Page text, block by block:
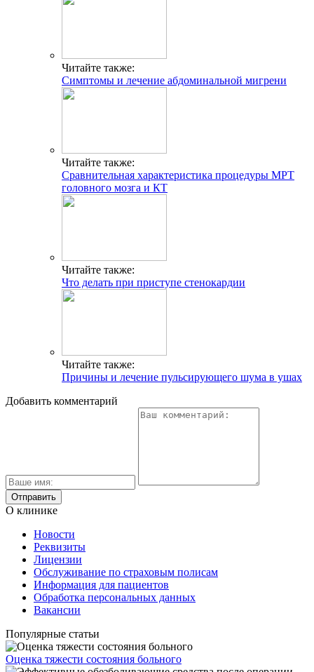
Читайте также:
Симптомы и лечение абдоминальной мигрени
Читайте также:
Сравнительная характеристика процедуры МРТ
головного мозга и КТ
Читайте также:
Что делать при приступе стенокардии
Читайте также:
Причины и лечение пульсирующего шума в ушах
Добавить комментарий
О клинике
Новости
Реквизиты
Лицензии
Обслуживание по страховым полисам
Информация для пациентов
Обработка персональных данных
Вакансии
Популярные статьи
Оценка тяжести состояния больного